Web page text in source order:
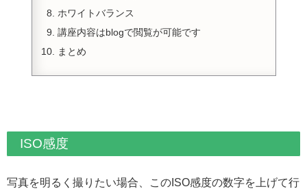
ホワイトバランス
講座内容はblogで閲覧が可能です
まとめ
ISO感度
写真を明るく撮りたい場合、このISO感度の数字を上げて行